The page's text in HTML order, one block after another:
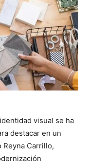
visual se ha
destacar en un
Reyna Carrillo,